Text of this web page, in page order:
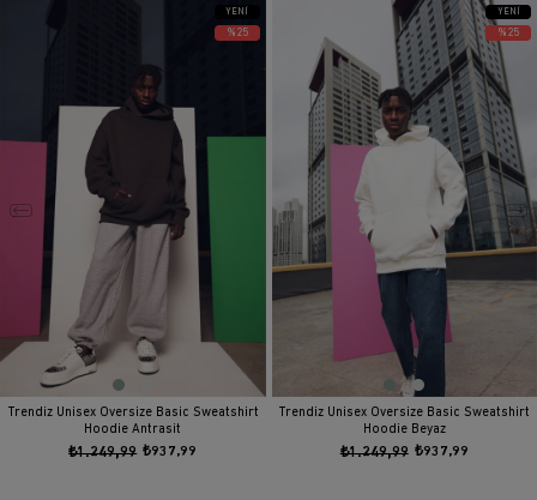
Trendiz Unisex Oversize Basic Sweatshirt
Hoodie Antrasit
₺937,99
₺1.249,99
YENI
ÜRÜN
%25
Trendiz Unisex Oversize Basic Sweatshirt
Hoodie Beyaz
₺937,99
₺1.249,99
YENI
ÜRÜN
%25